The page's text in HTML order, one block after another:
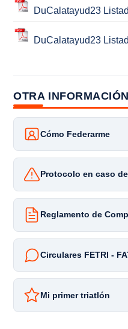
DuCalatayud23
DuCalatayud23
OTRA INFORMACIÓN
Cómo Federarme
Protocolo en caso
Reglamento de
Circulares FETRI -
Mi primer triatlón